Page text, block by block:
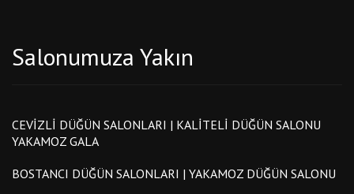
Salonumuza Yakın
CEVIZLI DÜĞÜN SALONLARI | KALITELI DÜĞÜN SALONU
YAKAMOZ GALA
BOSTANCI DÜĞÜN SALONLARI | YAKAMOZ DÜĞÜN SALONU